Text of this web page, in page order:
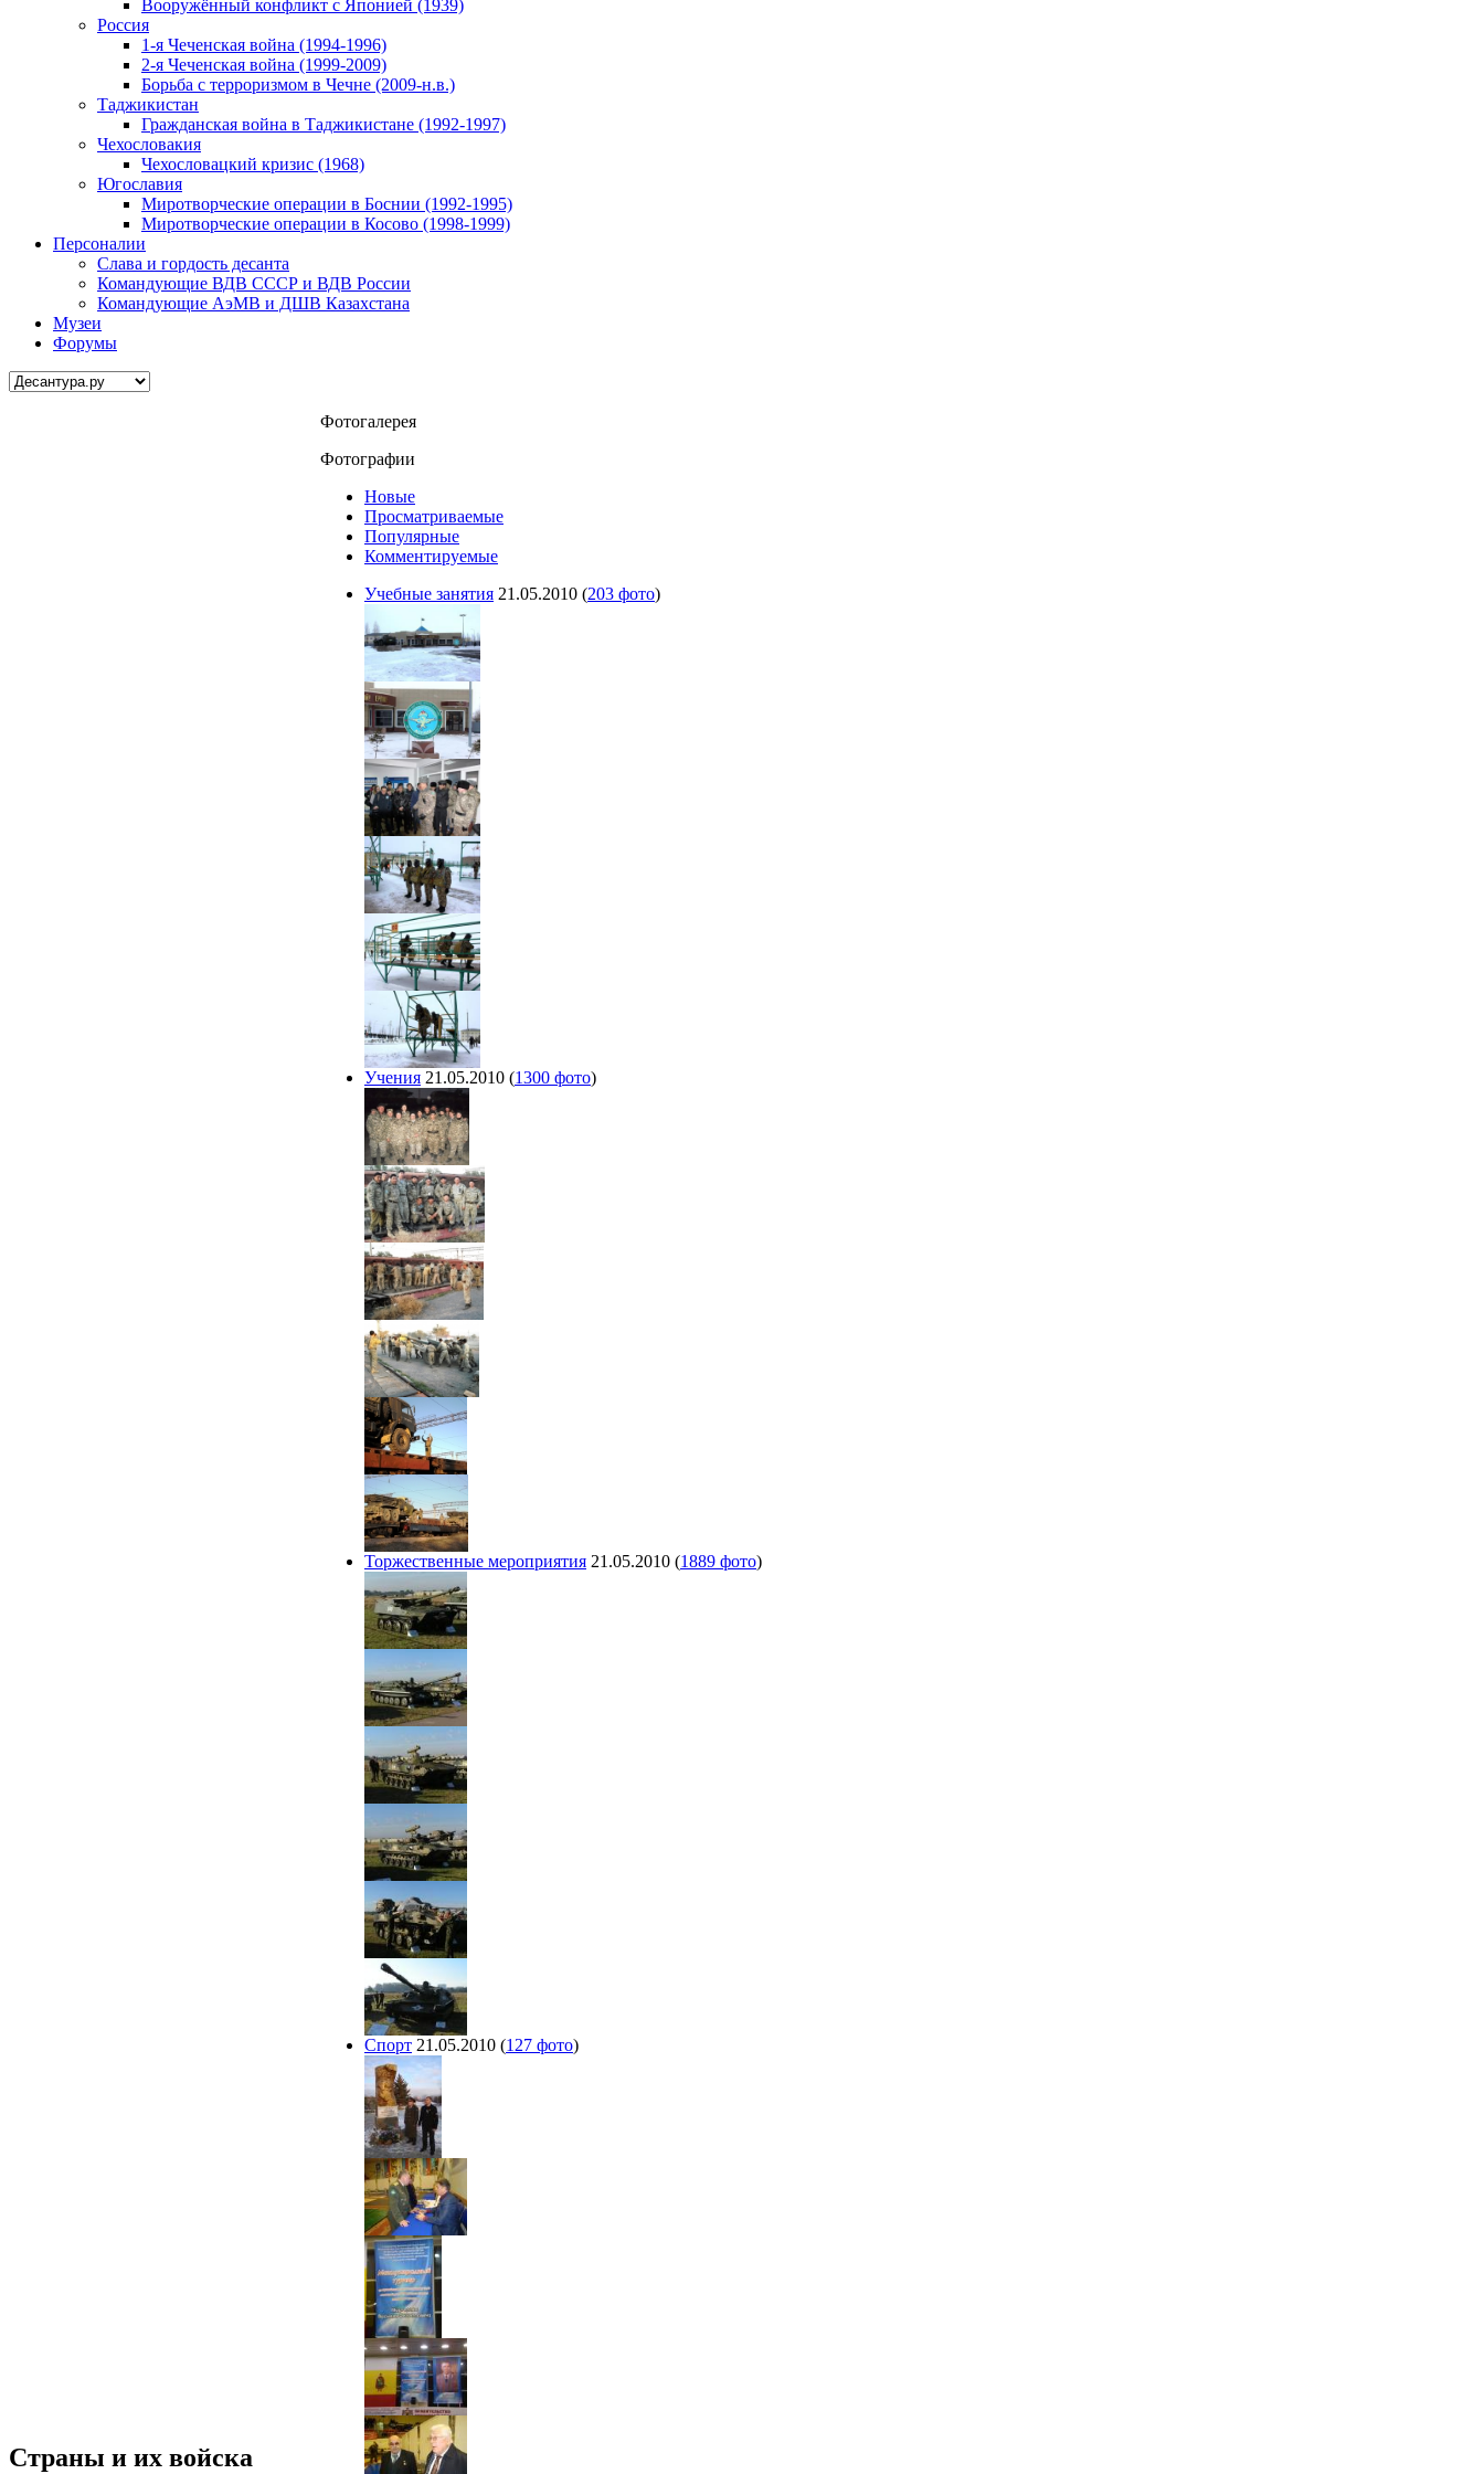
Вооружённый конфликт с Японией (1939)
Россия
1-я Чеченская война (1994-1996)
2-я Чеченская война (1999-2009)
Борьба с терроризмом в Чечне (2009-н.в.)
Таджикистан
Гражданская война в Таджикистане (1992-1997)
Чехословакия
Чехословацкий кризис (1968)
Югославия
Миротворческие операции в Боснии (1992-1995)
Миротворческие операции в Косово (1998-1999)
Персоналии
Слава и гордость десанта
Командующие ВДВ СССР и ВДВ России
Командующие АэМВ и ДШВ Казахстана
Музеи
Форумы
Страны и их войска
Фотогалерея
Фотографии
Новые
Просматриваемые
Популярные
Комментируемые
Учебные занятия 21.05.2010 (203 фото)
Учения 21.05.2010 (1300 фото)
Торжественные мероприятия 21.05.2010 (1889 фото)
Спорт 21.05.2010 (127 фото)